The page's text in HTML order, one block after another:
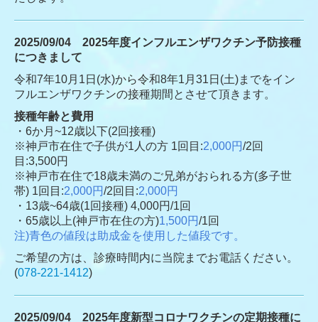
2025/09/04 2025年度インフルエンザワクチン予防接種
につきまして
令和7年10月1日(水)から令和8年1月31日(土)までをイン
フルエンザワクチンの接種期間とさせて頂きます。
接種年齢と費用
・6か月~12歳以下(2回接種)
※神戸市在住で子供が1人の方 1回目:2,000円/2回
目:3,500円
※神戸市在住で18歳未満のご兄弟がおられる方(多子世
帯) 1回目:2,000円/2回目:2,000円
・ 13歳~64歳(1回接種) 4,000円/1回
・65歳以上(神戸市在住の方)1,500円/1回
注)青色の値段は助成金を使用した値段です。
ご希望の方は、診療時間内に当院までお電話ください。
(078-221-1412)
2025/09/04 2025年度新型コロナワクチンの定期接種に